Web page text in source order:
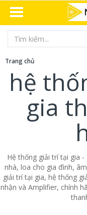
Trang chủ
hệ
gia
Hệ thống giải trí tại gia
nhà, loa cho gia đình,
giải trí tại gia, hệ thống
nhận và Amplifier, chính